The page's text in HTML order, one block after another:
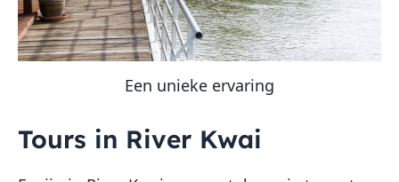
Een unieke ervaring
Tours in River Kwai